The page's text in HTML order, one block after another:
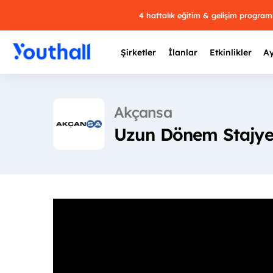
4 haftalık eğitim & gelişim
Şirketler İlanlar Etkinlikler
Akçansa
Uzun Dönem